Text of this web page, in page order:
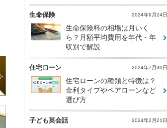
生命保険 2024年9月24日
生命保険料の相場は月いく
ら？月額平均費用を年代・年
収別で解説
住宅ローン 2024年7月30日
住宅ローンの種類と特徴は？
金利タイプやペアローンなど
選び方
子ども英会話 2024年2月21日